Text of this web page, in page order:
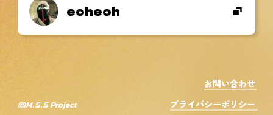
eoheoh
©M.S.S Project
お問い合わせ
プライバシーポリシー